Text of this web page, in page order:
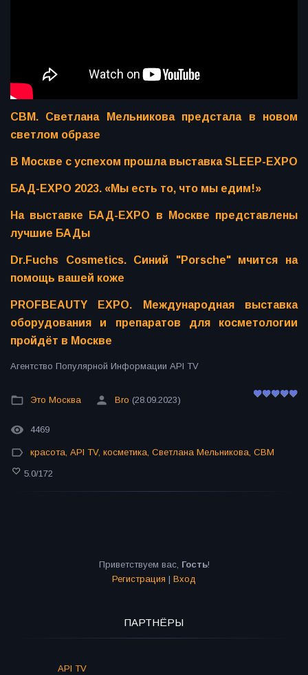
СВМ. Светлана Мельникова предстала в новом
светлом образе
В Москве с успехом прошла выставка SLEEP-EXPO
БАД-EXPO 2023. «Мы есть то, что мы едим!»
На выставке БАД-EXPO в Москве представлены
лучшие БАДы
Dr.Fuchs Cosmetics. Синий "Porsche" мчится на
помощь вашей коже
PROFBEAUTY EXPO. Международная выставка
оборудования и препаратов для косметологии
пройдёт в Москве
Агентство Популярной Информации API TV
Это Москва Bro (28.09.2023)
4469
красота, API TV, косметика, Светлана Мельникова, СВМ
5.0/172
Приветствуем вас, Гость!
Регистрация | Вход
ПАРТНЁРЫ
API TV